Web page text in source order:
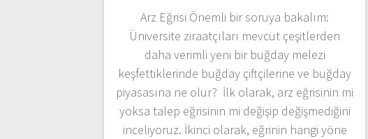
Arz Eğrisi Önemli bir soruya bakalım:
Üniversite ziraatçıları mevcut çeşitlerden
daha verimli yeni bir buğday melezi
keşfettiklerinde buğday çiftçilerine ve buğday
piyasasına ne olur? İlk olarak, arz eğrisinin mi
yoksa talep eğrisinin mi değişip değişmediğini
inceliyoruz. İkinci olarak, eğrinin hangi yöne